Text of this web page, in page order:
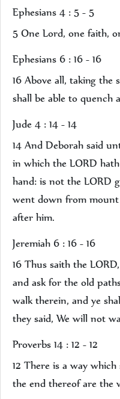
Ephesians 4 : 5 - 5
5 One Lord, one faith,
Ephesians 6 : 16 - 16
16 Above all, taking the
shall be able to quench
Jude 4 : 14 - 14
14 And Deborah said
in which the LORD
hand: is not the LORD
went down from mount
after him.
Jeremiah 6 : 16 - 16
16 Thus saith the
and ask for the old
walk therein, and ye
they said, We will not
Proverbs 14 : 12 - 12
12 There is a way
the end thereof are the